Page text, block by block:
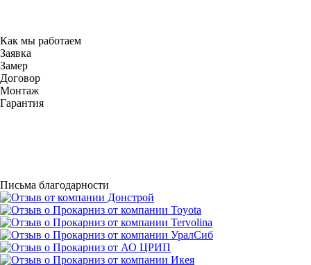
Как мы работаем
Заявка
Замер
Договор
Монтаж
Гарантия
Письма благодарности